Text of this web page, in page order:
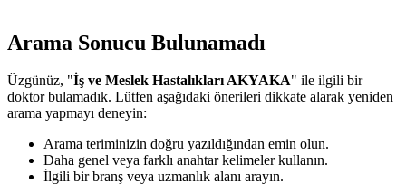
Arama Sonucu Bulunamadı
Üzgünüz, "İş ve Meslek Hastalıkları AKYAKA" ile ilgili bir
doktor bulamadık. Lütfen aşağıdaki önerileri dikkate alarak yeniden
arama yapmayı deneyin:
Arama teriminizin doğru yazıldığından emin olun.
Daha genel veya farklı anahtar kelimeler kullanın.
İlgili bir branş veya uzmanlık alanı arayın.